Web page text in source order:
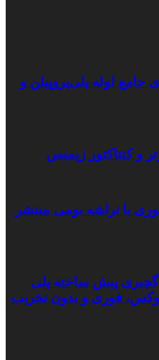
جامع لوله پلی‌پروپیلن و
و کنتاکتور زیمنس
با تراشه بومی منتشر
گچبری پیش ساخته پلی
فوری و بدون تخریب